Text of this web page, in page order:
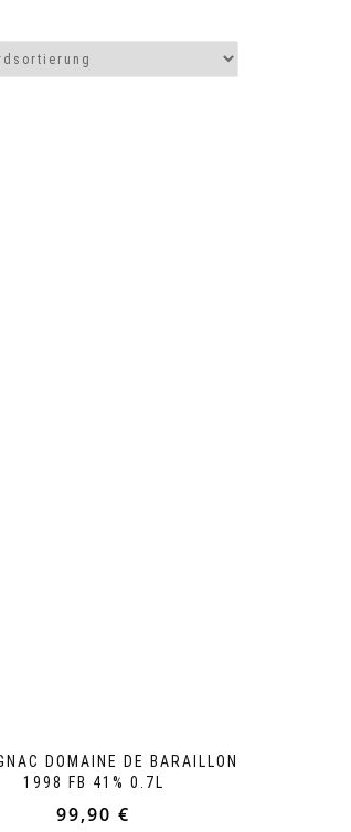
DOMAINE DE BARAILLON
1998 FB 41% 0.7L
99,90€